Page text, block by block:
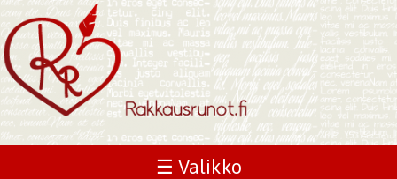
☰ Valikko